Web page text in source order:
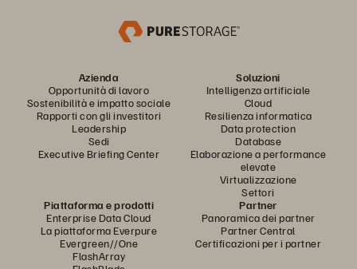
Azienda
Opportunità di lavoro
Sostenibilità e impatto sociale
Rapporti con gli investitori
Leadership
Sedi
Executive Briefing Center
Soluzioni
Intelligenza artificiale
Cloud
Resilienza informatica
Data protection
Database
Elaborazione a performance
elevate
Virtualizzazione
Settori
Piattaforma e prodotti
Enterprise Data Cloud
La piattaforma Everpure
Evergreen//One
FlashArray
Partner
Panoramica dei partner
Partner Central
Certificazioni per i partner